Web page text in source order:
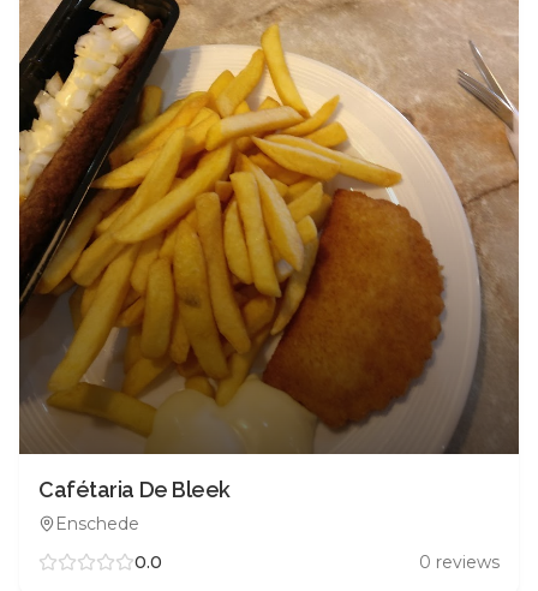
Cafétaria De Bleek
Enschede
0.0
0 reviews